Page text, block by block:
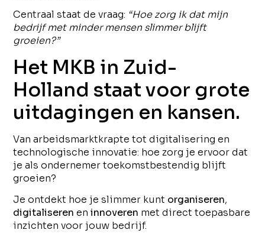
Centraal staat de vraag: “Hoe zorg ik dat mijn
bedrijf met minder mensen slimmer blijft
groeien?”
Het MKB in Zuid-
Holland staat voor grote
uitdagingen en kansen.
Van arbeidsmarktkrapte tot digitalisering en
technologische innovatie: hoe zorg je ervoor dat
je als ondernemer toekomstbestendig blijft
groeien?
Je ontdekt hoe je slimmer kunt organiseren,
digitaliseren en innoveren met direct toepasbare
inzichten voor jouw bedrijf.